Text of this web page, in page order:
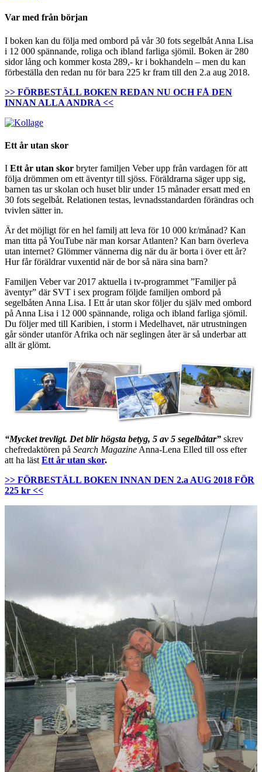
Var med från början
I boken kan du följa med ombord på vår 30 fots segelbåt Anna Lisa
i 12 000 spännande, roliga och ibland farliga sjömil. Boken är 280
sidor lång och kommer kosta 289,- kr i bokhandeln – men du kan
förbeställa den redan nu för bara 225 kr fram till den 2.a aug 2018.
>> FÖRBESTÄLL BOKEN REDAN NU OCH FÅ DEN
INNAN ALLA ANDRA <<
Ett år utan skor
I Ett år utan skor bryter familjen Veber upp från vardagen för att
följa drömmen om ett äventyr till sjöss. Föräldrarna säger upp sig,
barnen tas ur skolan och huset blir under 15 månader ersatt med en
30 fots segelbåt. Relationen testas, levnadsstandarden förändras och
tvivlen sätter in.
Är det möjligt för en hel familj att leva för 10 000 kr/månad? Kan
man titta på YouTube när man korsar Atlanten? Kan barn överleva
utan internet? Glömmer vännerna dig när du är borta i över ett år?
Hur får föräldrar vuxentid när de bor så nära sina barn?
Familjen Veber var 2017 aktuella i tv-programmet ”Familjer på
äventyr” där SVT i sex program följde familjen ombord på
segelbåten Anna Lisa. I Ett år utan skor följer du själv med ombord
på Anna Lisa i 12 000 spännande, roliga och ibland farliga sjömil.
Du följer med till Karibien, i storm i Medelhavet, när utrustningen
går sönder utanför Afrika och när seglingen åter är så underbar att
allt är glömt.
“Mycket trevligt. Det blir högsta betyg, 5 av 5 segelbåtar” skrev
chefredaktören på Search MagazineAnna-Lena Elled till oss efter
att ha lästEtt år utan skor.
>> FÖRBESTÄLL BOKEN INNAN DEN 2.a AUG 2018 FÖR
225 kr <<